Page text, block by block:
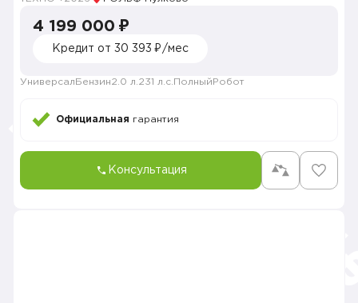
4 199 000 ₽
Кредит от 30 393 ₽/мес
Универсал Бензин2.0 л. 231 л.с. Полный Робот
Официальная гарантия
Консультация